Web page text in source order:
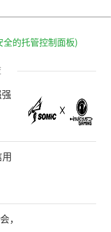
的托管控制面板)
，